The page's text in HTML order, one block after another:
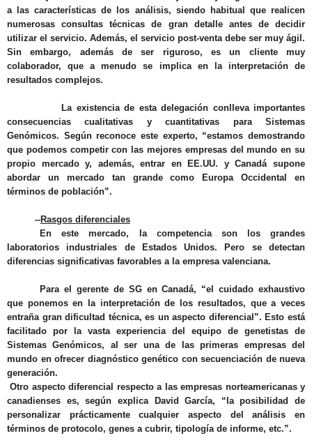
a las características de los análisis, siendo habitual que realicen
numerosas consultas técnicas de gran detalle antes de decidir
utilizar el servicio. Además, el servicio post-venta debe ser muy ágil .
Sin embargo, además de ser riguroso, es un cliente muy
colaborador, que a menudo se implica en la interpretación de
resultados complejos.
La existencia de esta delegación conllevaimportantes
consecuencias cualitativas y cuantitativas para Sistemas
Genómicos. Según reconoce este experto, “estamos demostrando
que podemos competir con las mejores empresas del mundo en su
propio mercadoy, además, entrar en EE.UU. y Canadásupone
abordar un mercado tan grande como Europa Occidental en
términos de población”.
--Rasgos diferenciales
En este mercado, la competencia son los grandes
laboratorios industriales de Estados Unidos. Pero se detectan
diferencias significativas favorables a la empresa valenciana.
Para el gerente de SG en Canadá, “el cuidado exhaustivo
que ponemos en la interpretación de los resultados, que a veces
entraña gran dificultad técnica, es un aspecto diferencial ”. Esto está
facilitado por la vasta experiencia del equipo de genetistas de
Sistemas Genómicos, al ser una de las primeras empresas del
mundo en ofrecer diagnóstico genético con secuenciación de nueva
generación.
Otro aspecto diferencial respecto a las empresas norteamericanas y
canadienses es, según explica David García, “ la posibilidad de
personalizar prácticamente cualquier aspecto del análisis en
términos de protocolo, genes a cubrir, tipología de informe, etc.”.